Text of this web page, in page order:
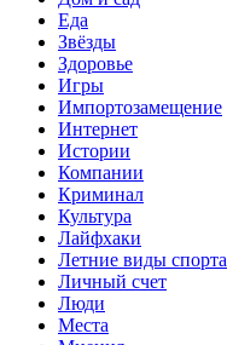
Еда
Звёзды
Здоровье
Игры
Импортозамещение
Интернет
Истории
Компании
Криминал
Культура
Лайфхаки
Летние виды спорта
Личный счет
Люди
Места